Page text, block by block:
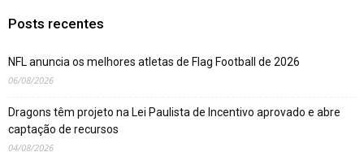
Posts recentes
NFL anuncia os melhores atletas de Flag Football de 2026
06/08/2026
Dragons têm projeto na Lei Paulista de Incentivo aprovado e abre
captação de recursos
04/08/2026